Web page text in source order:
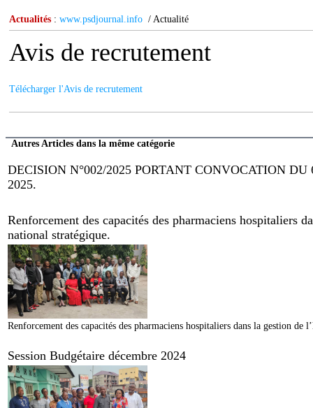
Actualités : www.psdjournal.info / Actualité
Avis de recrutement
Télécharger l'Avis de recrutement
Autres Articles dans la même catégorie
DECISION N°002/2025 PORTANT CONVOCATION
2025.
Renforcement des capacités des pharmaciens hospitaliers
national stratégique.
Renforcement des capacités des pharmaciens hospitaliers dans la gestion
Session Budgétaire décembre 2024